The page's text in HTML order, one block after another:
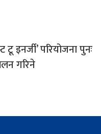
टू इनर्जी’ परियोजना पुनः
गरिने